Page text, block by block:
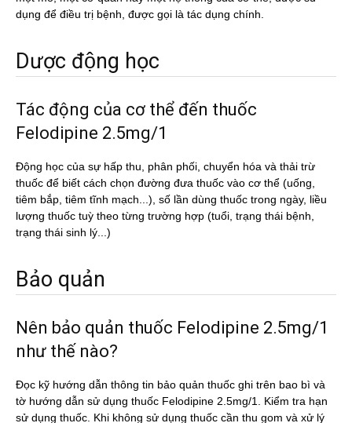
dụng để điều trị bệnh, được gọi là tác dụng chính.
Dược động học
Tác động của cơ thể đến thuốc
Felodipine 2.5mg/1
Động học của sự hấp thu, phân phối, chuyển hóa và thải trừ
thuốc để biết cách chọn đường đưa thuốc vào cơ thể (uống,
tiêm bắp, tiêm tĩnh mạch...), số lần dùng thuốc trong ngày, liều
lượng thuốc tuỳ theo từng trường hợp (tuổi, trạng thái bệnh,
trạng thái sinh lý...)
Bảo quản
Nên bảo quản thuốc Felodipine 2.5mg/1
như thế nào?
Đọc kỹ hướng dẫn thông tin bảo quản thuốc ghi trên bao bì và
tờ hướng dẫn sử dụng thuốc Felodipine 2.5mg/1. Kiểm tra hạn
sử dụng thuốc. Khi không sử dụng thuốc cần thu gom và xử lý